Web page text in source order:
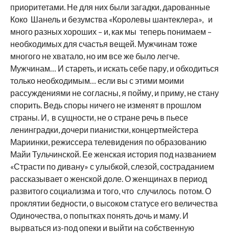
приоритетами. Не для них были загадки, дарованные
Коко Шанель и безумства «Королевы шантеклера», и
много разных хороших – и, как мы теперь понимаем –
необходимых для счастья вещей. Мужчинам тоже
многого не хватало, но им все же было легче.
Мужчинам… И стареть, и искать себе пару, и обходиться
только необходимым… если вы с этими моими
рассуждениями не согласны, я пойму, и приму, не стану
спорить. Ведь споры ничего не изменят в прошлом
страны. И, в сущности, не о стране речь в пьесе
ленинградки, дочери пианистки, концертмейстера
Мариинки, режиссера телевидения по образованию
Майи Тульчинской. Ее женская история под названием
«Страсти по дивану» с улыбкой, слезой, состраданием
рассказывает о женской доле. О женщинах в период
развитого социализма и того, что случилось потом. О
проклятии бедности, о высоком статусе его величества
Одиночества, о попытках понять дочь и маму. И
вырваться из-под опеки и выйти на собственную